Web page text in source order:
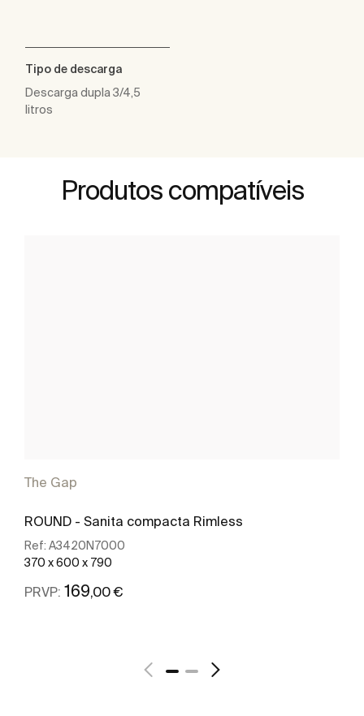
Tipo de descarga
Descarga dupla 3/4,5
litros
Produtos compatíveis
The Gap
ROUND - Sanita compacta Rimless
Ref: A3420N7000
370 x 600 x 790
PRVP: 169,00 €